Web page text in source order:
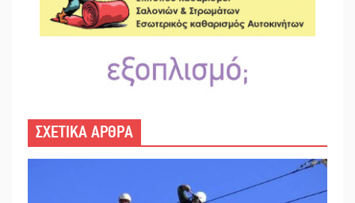
ΣΧΕΤΙΚΑ ΑΡΘΡΑ